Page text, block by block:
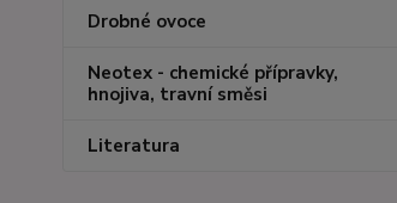
Drobné ovoce
Neotex - chemické přípravky,
hnojiva, travní směsi
Literatura